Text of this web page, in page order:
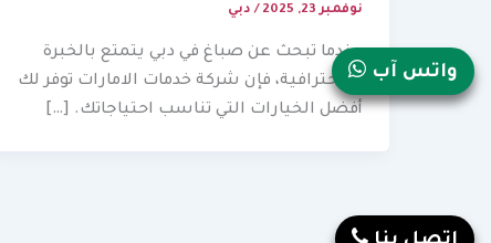
نوفمبر 23, 2025 / دبي
عندما تبحث عن صباغ في دبي يتمتع بالخبرة
والاحترافية، فإن شركة خدمات الامارات توفر لك
أفضل الخيارات التي تناسب احتياجاتك. […]
واتس آب